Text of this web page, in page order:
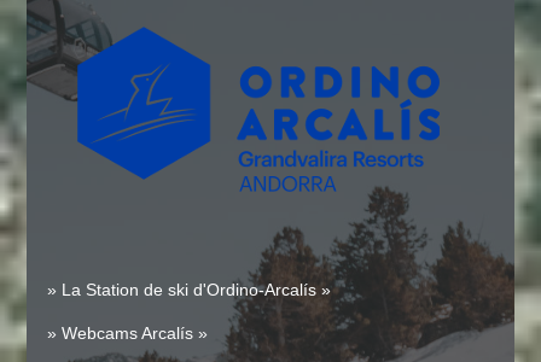
» La Station de ski d'Ordino-Arcalís »
» Webcams Arcalís »